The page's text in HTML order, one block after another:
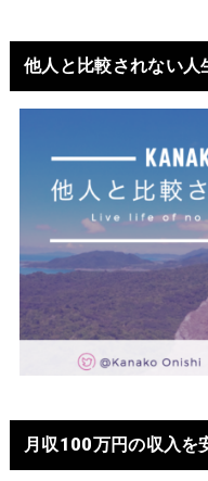
他人と比較されない人
月収100万円の収入を